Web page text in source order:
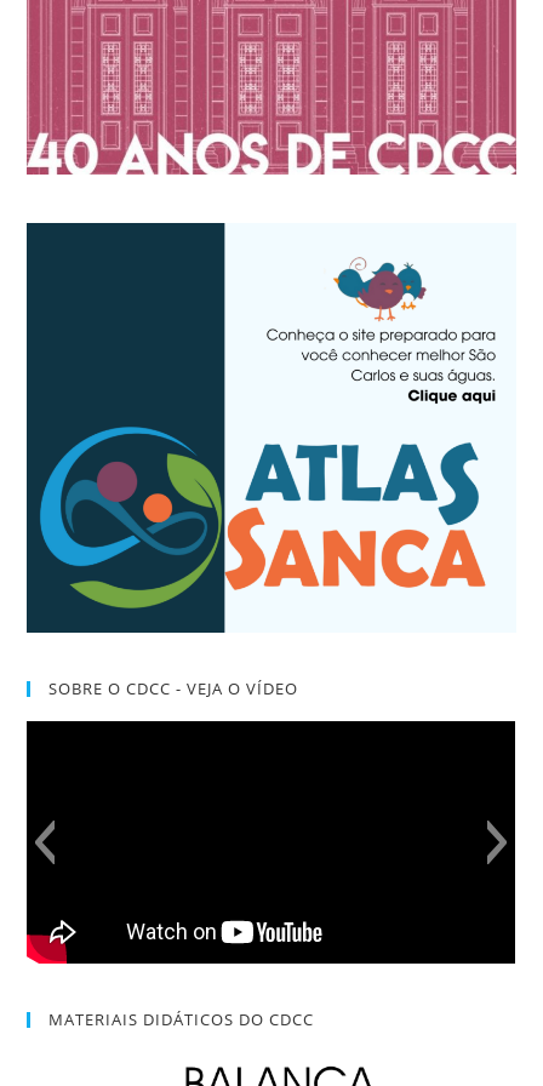
SOBRE O CDCC - VEJA O VÍDEO
MATERIAIS DIDÁTICOS DO CDCC